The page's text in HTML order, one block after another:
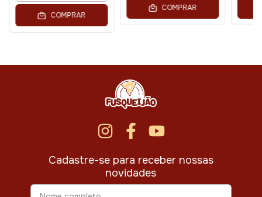
COMPRAR
COMPRAR
Cadastre-se para receber nossas
novidades